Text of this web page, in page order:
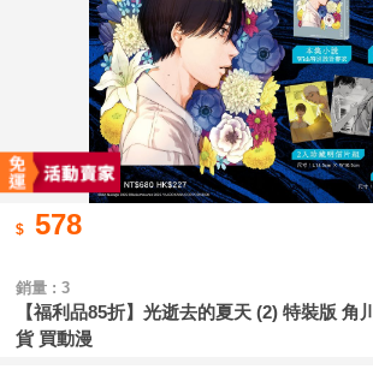
578
銷量 : 3
【福利品85折】光逝去的夏天 (2) 特裝版 角
貨 買動漫